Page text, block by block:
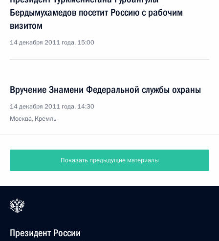
Бердымухамедов посетит Россию с рабочим
визитом
14 декабря 2011 года, 15:00
Вручение Знамени Федеральной службы охраны
14 декабря 2011 года, 14:30
Москва, Кремль
Показать предыдущие материалы
Президент России